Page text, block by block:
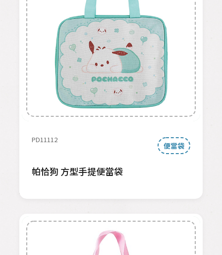
PD11112
便當袋
帕恰狗 方型手提便當袋